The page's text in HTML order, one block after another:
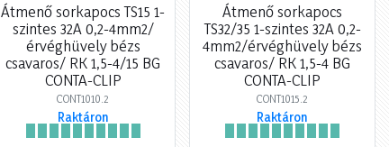
Átmenő sorkapocs TS15 1-
szintes 32A 0,2-4mm2/
érvéghüvely bézs
csavaros/ RK 1,5-4/15 BG
CONTA-CLIP
CONT1010.2
Raktáron
Átmenő sorkapocs
TS32/35 1-szintes 32A 0,2-
4mm2/érvéghüvely bézs
csavaros/ RK 1,5-4 BG
CONTA-CLIP
CONT1015.2
Raktáron